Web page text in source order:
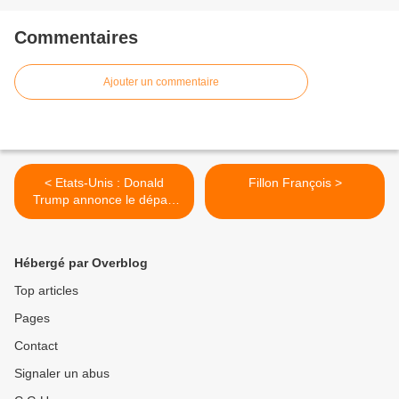
Commentaires
Ajouter un commentaire
< Etats-Unis : Donald
Trump annonce le départ
de son ministre de
Fillon François >
Hébergé par Overblog
Top articles
Pages
Contact
Signaler un abus